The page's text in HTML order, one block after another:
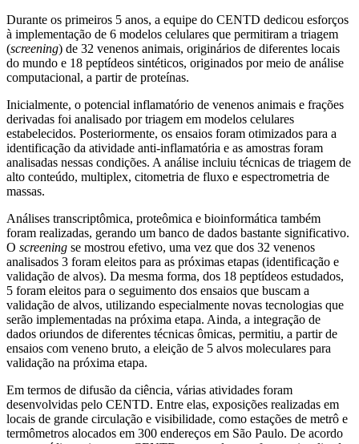
Durante os primeiros 5 anos, a equipe do CENTD dedicou esforços
à implementação de 6 modelos celulares que permitiram a triagem
(screening) de 32 venenos animais, originários de diferentes locais
do mundo e 18 peptídeos sintéticos, originados por meio de análise
computacional, a partir de proteínas.
Inicialmente, o potencial inflamatório de venenos animais e frações
derivadas foi analisado por triagem em modelos celulares
estabelecidos. Posteriormente, os ensaios foram otimizados para a
identificação da atividade anti-inflamatória e as amostras foram
analisadas nessas condições. A análise incluiu técnicas de triagem de
alto conteúdo, multiplex, citometria de fluxo e espectrometria de
massas.
Análises transcriptômica, proteômica e bioinformática também
foram realizadas, gerando um banco de dados bastante significativo.
O screening se mostrou efetivo, uma vez que dos 32 venenos
analisados 3 foram eleitos para as próximas etapas (identificação e
validação de alvos). Da mesma forma, dos 18 peptídeos estudados,
5 foram eleitos para o seguimento dos ensaios que buscam a
validação de alvos, utilizando especialmente novas tecnologias que
serão implementadas na próxima etapa. Ainda, a integração de
dados oriundos de diferentes técnicas ômicas, permitiu, a partir de
ensaios com veneno bruto, a eleição de 5 alvos moleculares para
validação na próxima etapa.
Em termos de difusão da ciência, várias atividades foram
desenvolvidas pelo CENTD. Entre elas, exposições realizadas em
locais de grande circulação e visibilidade, como estações de metrô e
termômetros alocados em 300 endereços em São Paulo. De acordo